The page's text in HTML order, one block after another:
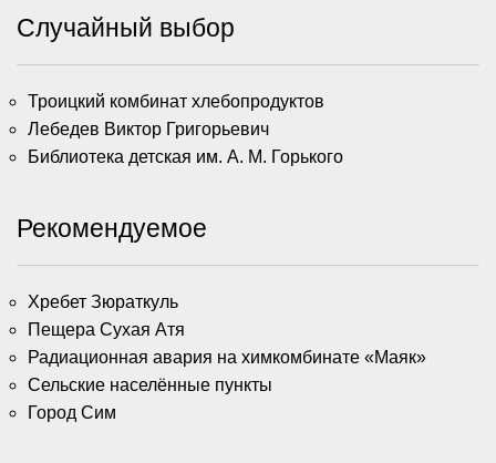
Случайный выбор
Троицкий комбинат хлебопродуктов
Лебедев Виктор Григорьевич
Библиотека детская им. А. М. Горького
Рекомендуемое
Хребет Зюраткуль
Пещера Сухая Атя
Радиационная авария на химкомбинате «Маяк»
Сельские населённые пункты
Город Сим